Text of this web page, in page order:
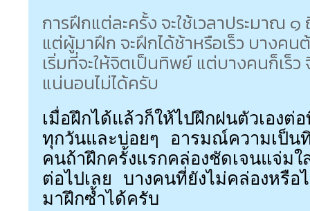
การฝึกแต่ละครั้ง จะใช้เวลาประมาณ
แต่ผู้มาฝึก จะฝึกได้ช้าหรือเร็ว บางคน
เริ่มที่จะให้จิตเป็นทิพย์ แต่บางคนก็เร็ว
แน่นอนไม่ได้ครับ
เมื่อฝึกได้แล้วก็ให้ไปฝึกฝนตัวเอง
ทุกวันและบ่อยๆ อารมณ์ความเป็น
คนถ้าฝึกครั้งแรกคล่องชัดเจนแจ่
ต่อไปเลย บางคนที่ยังไม่คล่องหรือ
มาฝึกซ้ำได้ครับ